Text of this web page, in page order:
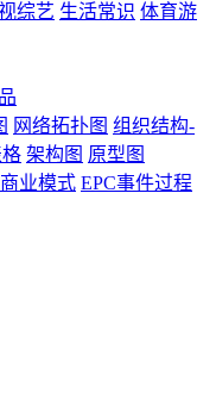
综艺 生活常识 体育游
网络拓扑图 组织结构-
格 架构图 原型图
业模式 EPC事件过程